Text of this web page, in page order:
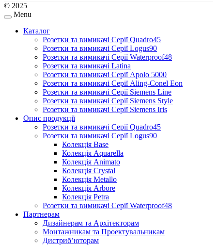
© 2025
Menu
Каталог
Розетки та вимикачі Серії Quadro45
Розетки та вимикачі Серії Logus90
Розетки та вимикачі Серії Waterproof48
Розетки та вимикачі Latina
Розетки та вимикачі Серії Apolo 5000
Розетки та вимикачі Серії Aling-Conel Eon
Розетки та вимикачі Серії Siemens Line
Розетки та вимикачі Серії Siemens Style
Розетки та вимикачі Серії Siemens Iris
Опис продукції
Розетки та вимикачі Серії Quadro45
Розетки та вимикачі Серії Logus90
Колекція Base
Колекція Aquarella
Колекція Animato
Колекція Crystal
Колекція Metallo
Колекція Arbore
Колекція Petra
Розетки та вимикачі Серії Waterproof48
Партнерам
Дизайнерам та Архітекторам
Монтажникам та Проектувальникам
Дистриб’юторам